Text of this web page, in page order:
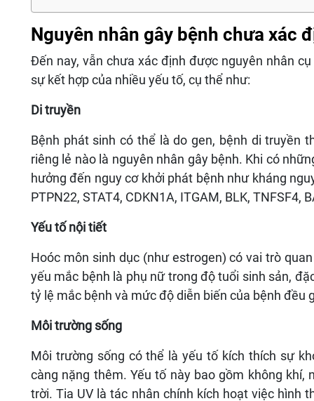
Nguyên nhân gây bệnh chưa xác
Đến nay, vẫn chưa xác định được nguyên nhân
sự kết hợp của nhiều yếu tố, cụ thể như:
Di truyền
Bệnh phát sinh có thể là do gen, bệnh di truyền
riêng lẻ nào là nguyên nhân gây bệnh. Khi có
hưởng đến nguy cơ khởi phát bệnh như kháng
PTPN22, STAT4, CDKN1A, ITGAM, BLK, TNFSF4,
Yếu tố nội tiết
Hoóc môn sinh dục (như estrogen) có vai trò
yếu mắc bệnh là phụ nữ trong độ tuổi sinh sản,
tỷ lệ mắc bệnh và mức độ diễn biến của bệnh đều
Môi trường sống
Môi trường sống có thể là yếu tố kích thích sự
càng nặng thêm. Yếu tố này bao gồm không
trời. Tia UV là tác nhân chính kích hoạt việc hình